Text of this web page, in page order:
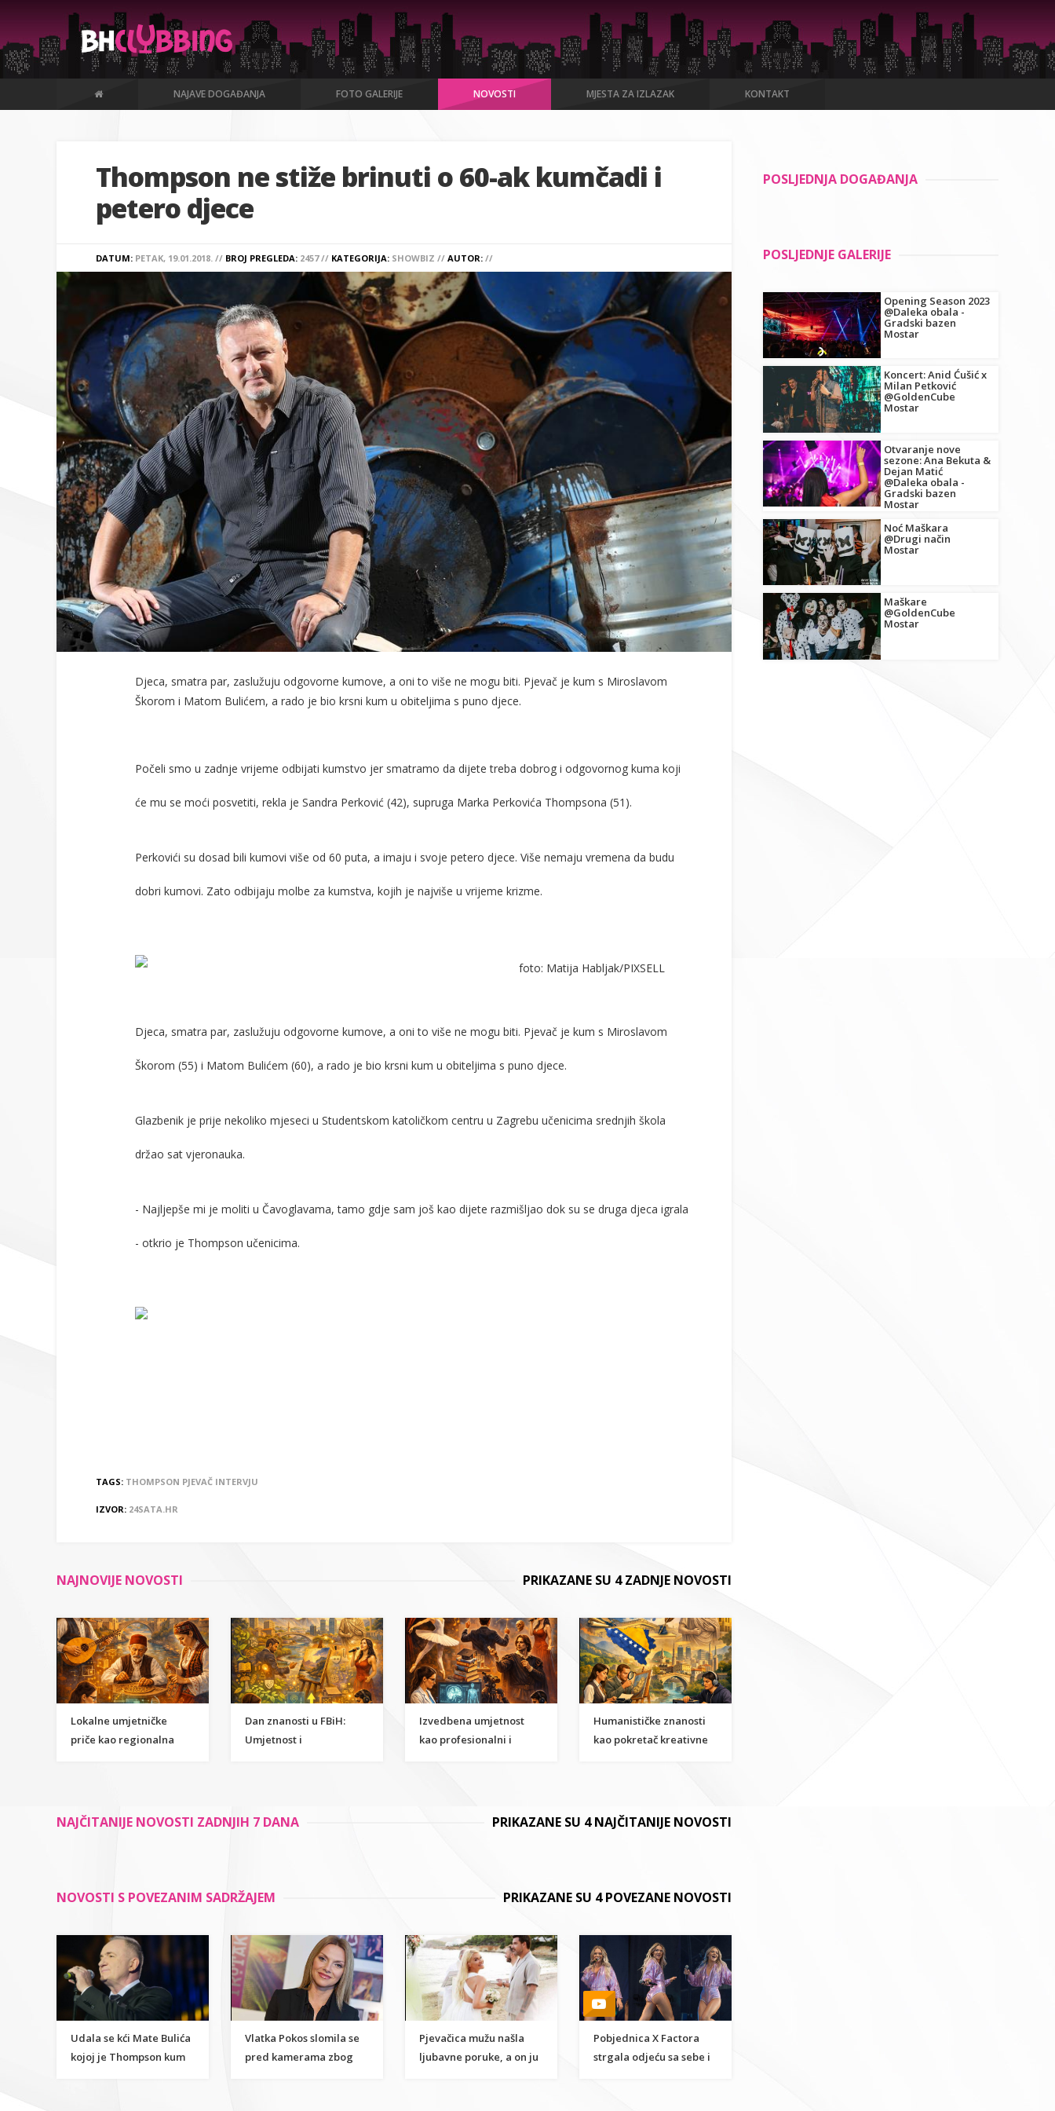
NAJAVE DOGAĐANJA FOTO GALERIJE NOVOSTI MJESTA ZA IZLAZAK KONTAKT
Thompson ne stiže brinuti o 60-ak kumčadi i
petero djece
DATUM: PETAK, 19.01.2018. // BROJ PREGLEDA: 2457 // KATEGORIJA: SHOWBIZ // AUTOR: //
Djeca, smatra par, zaslužuju odgovorne kumove, a oni to više ne mogu biti. Pjevač je kum s Miroslavom
Škorom i Matom Bulićem, a rado je bio krsni kum u obiteljima s puno djece.
Počeli smo u zadnje vrijeme odbijati kumstvo jer smatramo da dijete treba dobrog i odgovornog kuma koji
će mu se moći posvetiti, rekla je Sandra Perković (42), supruga Marka Perkovića Thompsona (51).
Perkovići su dosad bili kumovi više od 60 puta, a imaju i svoje petero djece. Više nemaju vremena da budu
dobri kumovi. Zato odbijaju molbe za kumstva, kojih je najviše u vrijeme krizme.
foto: Matija Habljak/PIXSELL
Djeca, smatra par, zaslužuju odgovorne kumove, a oni to više ne mogu biti. Pjevač je kum s Miroslavom
Škorom (55) i Matom Bulićem (60), a rado je bio krsni kum u obiteljima s puno djece.
Glazbenik je prije nekoliko mjeseci u Studentskom katoličkom centru u Zagrebu učenicima srednjih škola
držao sat vjeronauka.
- Najljepše mi je moliti u Čavoglavama, tamo gdje sam još kao dijete razmišljao dok su se druga djeca igrala
- otkrio je Thompson učenicima.
TAGS: THOMPSON PJEVAČ INTERVJU
IZVOR: 24SATA.HR
NAJNOVIJE NOVOSTI PRIKAZANE SU 4 ZADNJE NOVOSTI
Lokalne umjetničke
priče kao regionalna
umjetnosti
Dan znanosti u FBiH:
Umjetnost i
Izvedbena umjetnost
kao profesionalni i
Humanističke znanosti
kao pokretač kreativne
NAJČITANIJE NOVOSTI ZADNJIH 7 DANA PRIKAZANE SU 4 NAJČITANIJE NOVOSTI
NOVOSTI S POVEZANIM SADRŽAJEM PRIKAZANE SU 4 POVEZANE NOVOSTI
Udala se kći Mate Bulića
kojoj je Thompson kum
Vlatka Pokos slomila se
pred kamerama zbog
Pjevačica mužu našla
ljubavne poruke, a on ju
Pobjednica X Factora
strgala odjeću sa sebe i
POSLJEDNJA DOGAĐANJA
POSLJEDNJE GALERIJE
Opening Season 2023
@Daleka obala -
Gradski bazen
Mostar
Koncert: Anid Ćušić x
Milan Petković
@GoldenCube
Mostar
Otvaranje nove
sezone: Ana Bekuta &
Dejan Matić
@Daleka obala -
Gradski bazen
Mostar
Noć Maškara
@Drugi način
Mostar
Maškare
@GoldenCube
Mostar